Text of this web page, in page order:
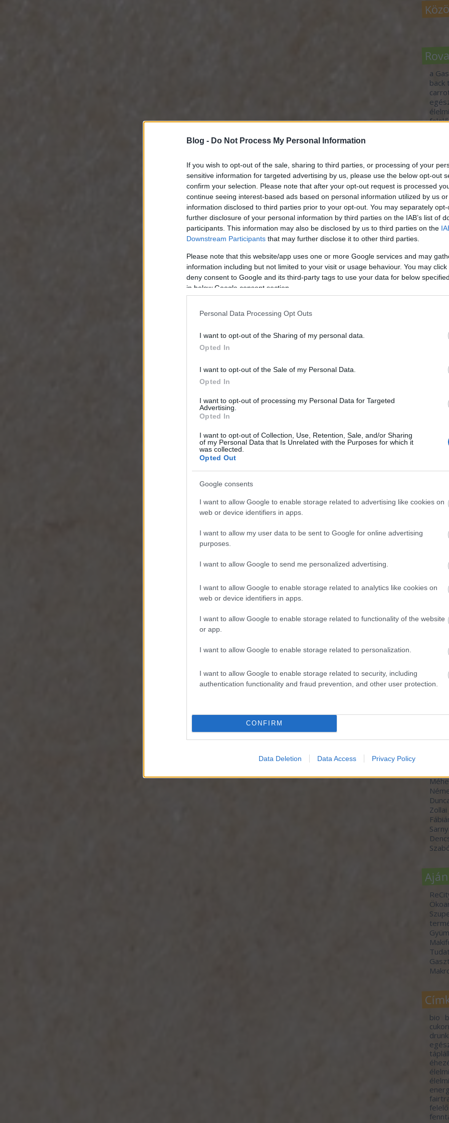
Blog - Do Not Process My Personal Information
If you wish to opt-out of the sale, sharing to third parties, or processing of your
sensitive information for targeted advertising by us, please use the below opt-out
confirm your selection. Please note that after your opt-out request is processed
continue seeing interest-based ads based on personal information utilized by us
information disclosed to third parties prior to your opt-out. You may separately
further disclosure of your personal information by third parties on the IAB’s list of
participants. This information may also be disclosed by us to third parties on the
Downstream Participants that may further disclose it to other third parties.
Please note that this website/app uses one or more Google services and may
information including but not limited to your visit or usage behaviour. You may
deny consent to Google and its third-party tags to use your data for below
in below Google consent section.
Personal Data Processing Opt Outs
I want to opt-out of the Sharing of my personal data.
Opted In
I want to opt-out of the Sale of my Personal Data.
Opted In
I want to opt-out of processing my Personal Data for Targeted
Advertising.
Opted In
I want to opt-out of Collection, Use, Retention, Sale, and/or Sharing
of my Personal Data that Is Unrelated with the Purposes for which it
was collected.
Opted Out
Google consents
I want to allow Google to enable storage related to advertising like cookies on
web or device identifiers in apps.
I want to allow my user data to be sent to Google for online advertising
purposes.
I want to allow Google to send me personalized advertising.
I want to allow Google to enable storage related to analytics like cookies on
web or device identifiers in apps.
I want to allow Google to enable storage related to functionality of the website
or app.
I want to allow Google to enable storage related to personalization.
I want to allow Google to enable storage related to security, including
authentication functionality and fraud prevention, and other user protection.
CONFIRM
Data Deletion Data Access Privacy Policy
a
back
fogj
tour
zöld
zöld
A
A
lenne
A
az
A
RSS
Zollai
bio